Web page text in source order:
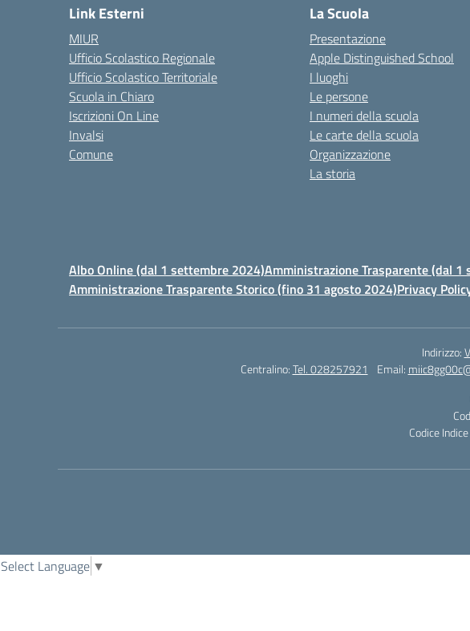
Link Esterni
MIUR
Ufficio Scolastico Regionale
Ufficio Scolastico Territoriale
Scuola in Chiaro
Iscrizioni On Line
Invalsi
Comune
La Scuola
Presentazione
Apple Distinguished School
I luoghi
Le persone
I numeri della scuola
Le carte della scuola
Organizzazione
La storia
Albo Online (dal 1 settembre 2024)Amministrazione Trasparente (dal 1
Amministrazione Trasparente Storico (fino 31 agosto 2024)Privacy
Indirizzo:
Centralino:Tel. 028257921 Email:
Codice
Select Language ▼